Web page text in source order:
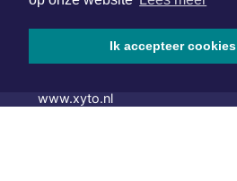
Ik accepteer cookies
072 8200 600
www.xyto.nl